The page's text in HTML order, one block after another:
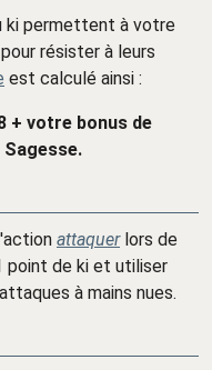
ki permettent à votre
pour résister à leurs
est calculé ainsi :
+ votre bonus de
attaquerlors de
point de ki et utiliser
à mains nues.